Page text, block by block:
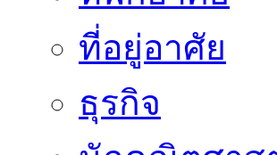
ที่อยู่อาศัย
ธุรกิจ